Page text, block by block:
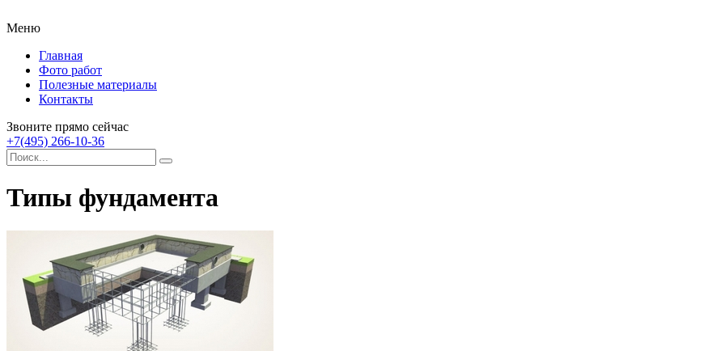
Меню
Главная
Фото работ
Полезные материалы
Контакты
Звоните прямо сейчас
+7(495) 266-10-36
Типы фундамента